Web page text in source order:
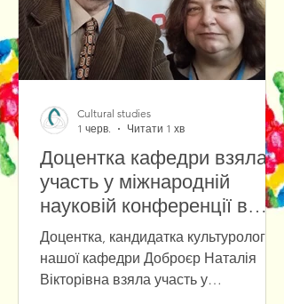
Доцентка кафедри взяла
участь у міжнародній
науковій конференції в
Університеті Вроцлава
Доцентка, кандидатка культурології
нашої кафедри Доброєр Наталія
Вікторівна взяла участь у
Cultural studies
1 черв.
Читати 1 хв